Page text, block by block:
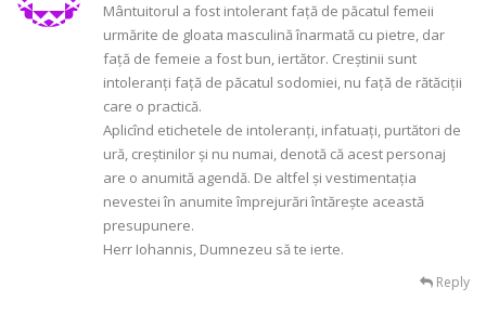
Mântuitorul a fost intolerant față de păcatul femeii
urmărite de gloata masculină înarmată cu pietre, dar
față de femeie a fost bun, iertător. Creștinii sunt
intoleranți față de păcatul sodomiei, nu față de rătăciții
care o practică.
Aplicînd etichetele de intoleranți, infatuați, purtători de
ură, creștinilor și nu numai, denotă că acest personaj
are o anumită agendă. De altfel și vestimentația
nevestei în anumite împrejurări întărește această
presupunere.
Herr Iohannis, Dumnezeu să te ierte.
Reply